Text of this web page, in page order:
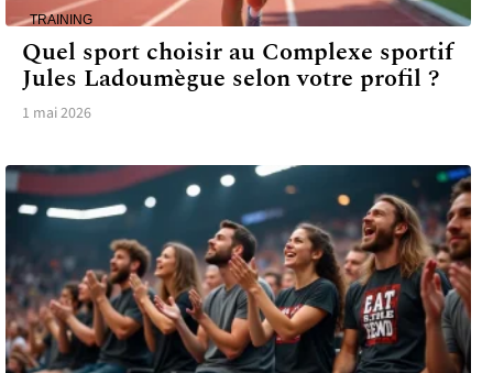
TRAINING
Quel sport choisir au Complexe sportif
Jules Ladoumègue selon votre profil ?
1 mai 2026